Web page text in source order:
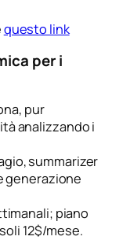
questo link
per i
pur
analizzando i
summarizer
generazione
piano
12$/mese.